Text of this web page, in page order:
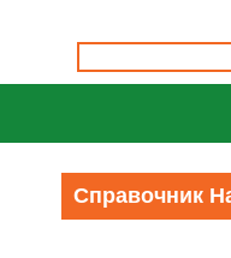
Справочник